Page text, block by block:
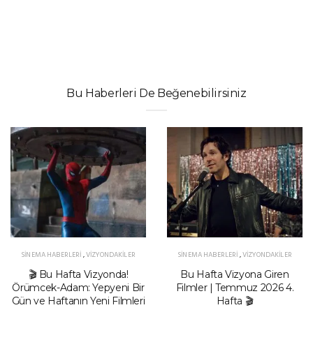
Bu Haberleri De Beğenebilirsiniz
SINEMA HABERLERI,VIZYONDAKILER
🎬 Bu Hafta Vizyonda!
Örümcek-Adam: Yepyeni Bir
Gün ve Haftanın Yeni Filmleri
SINEMA HABERLERI,VIZYONDAKILER
Bu Hafta Vizyona Giren
Filmler | Temmuz 2026 4.
Hafta 🎬